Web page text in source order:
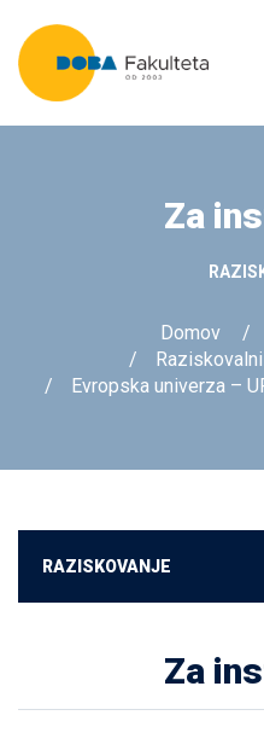
Za
Domov
Evropska univerza –
RAZISKOVANJE
Za